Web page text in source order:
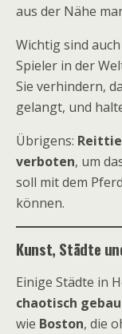
aus der Nähe
Wichtig sind
Spieler in der
Sie verhindern,
gelangt, und
Übrigens:
verboten, um
soll mit dem
können.
Kunst, Städte
Einige Städte in
chaotisch
wie Boston, die